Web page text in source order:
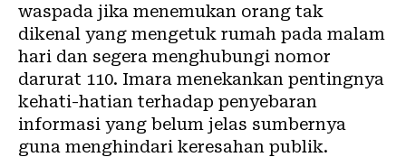
waspada jika menemukan orang tak
dikenal yang mengetuk rumah pada malam
hari dan segera menghubungi nomor
darurat 110. Imara menekankan pentingnya
kehati-hatian terhadap penyebaran
informasi yang belum jelas sumbernya
guna menghindari keresahan publik.